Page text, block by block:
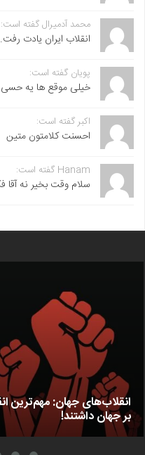
محمد آدمیرال گفته است:
انقلاب ایران یادت
پویان گفته است:
خیلی موقع ها یه حسی
اکبر گفته است:
احسنت ‌کلامتون متین
Hanam گفته است:
سلام وقت بخیر نه آقا
انقلاب‌های جهان: مهم‌ترین
بر جهان داشتند!